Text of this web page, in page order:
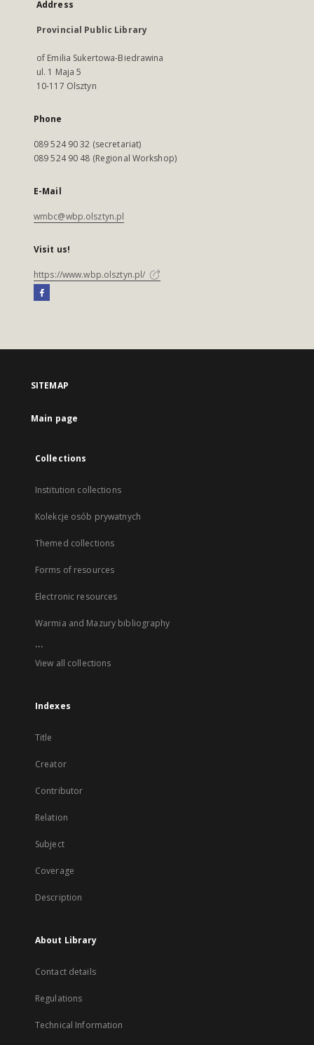
Address
Provincial Public Library
of Emilia Sukertowa-Biedrawina
ul. 1 Maja 5
10-117 Olsztyn
Phone
089 524 90 32 (secretariat)
089 524 90 48 (Regional Workshop)
E-Mail
wmbc@wbp.olsztyn.pl
Visit us!
https://www.wbp.olsztyn.pl/
SITEMAP
Main page
Collections
Institution collections
Kolekcje osób prywatnych
Themed collections
Forms of resources
Electronic resources
Warmia and Mazury bibliography
...
View all collections
Indexes
Title
Creator
Contributor
Relation
Subject
Coverage
Description
About Library
Contact details
Regulations
Technical Information